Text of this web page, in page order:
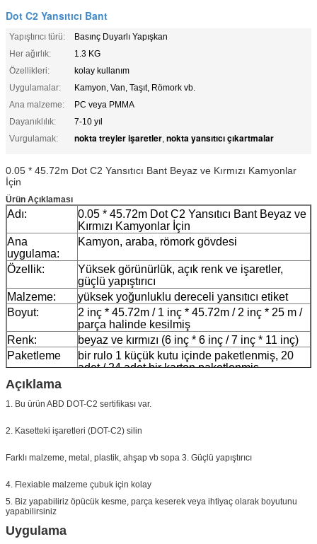
Dot C2 Yansıtıcı Bant
Yapıştırıcı türü:
Basınç Duyarlı Yapışkan
Her ağırlık:
1.3 KG
Özellikleri:
kolay kullanım
Uygulamalar:
Kamyon, Van, Taşıt, Römork vb.
Ana malzeme:
PC veya PMMA
Dayanıklılık:
7-10 yıl
Vurgulamak:
nokta treyler işaretler, nokta yansıtıcı çıkartmalar
0.05 * 45.72m Dot C2 Yansıtıcı Bant Beyaz ve Kırmızı Kamyonlar
İçin
Ürün Açıklaması
Adı:
0.05 * 45.72m Dot C2 Yansıtıcı Bant Beyaz ve
Kırmızı Kamyonlar İçin
Ana
uygulama:
Kamyon, araba, römork gövdesi
Özellik:
Yüksek görünürlük, açık renk ve işaretler,
güçlü yapıştırıcı
Malzeme:
yüksek yoğunluklu dereceli yansıtıcı etiket
Boyut:
2 inç * 45.72m / 1 inç * 45.72m / 2 inç * 25 m /
parça halinde kesilmiş
Renk:
beyaz ve kırmızı (6 inç * 6 inç / 7 inç * 11 inç)
Paketleme
bir rulo 1 küçük kutu içinde paketlenmiş, 20
adet / 24 adet bir karton paketlenmiş
Numune:
teslim
7 gün, sipariş miktarına göre
Açıklama
1. Bu ürün ABD DOT-C2 sertifikası var.
2. Kasetteki işaretleri (DOT-C2) silin
Farklı malzeme, metal, plastik, ahşap vb sopa 3. Güçlü yapıştırıcı
4. Flexiable malzeme çubuk için kolay
5. Biz yapabiliriz öpücük kesme, parça keserek veya ihtiyaç olarak boyutunu
yapabilirsiniz
Uygulama